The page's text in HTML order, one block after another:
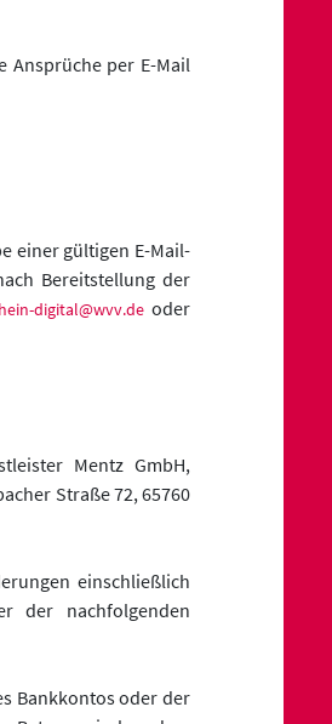
Ansprüche per E-Mail
einer gültigen E-Mail-
Bereitstellung der
digital@wvv.de oder
Mentz GmbH,
Straße 72, 65760
einschließlich
der nachfolgenden
Bankkontos oder der